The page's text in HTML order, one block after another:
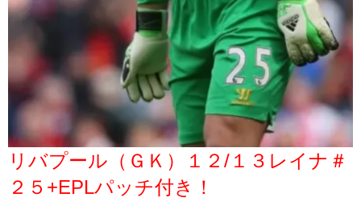
リバプール（ＧＫ）１２/１３レイナ＃
２５+EPLパッチ付き！